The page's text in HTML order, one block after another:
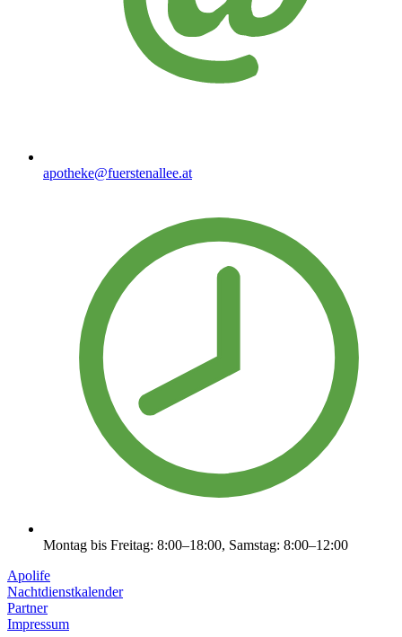
apotheke@fuerstenallee.at
Montag bis Freitag: 8:00–18:00, Samstag: 8:00–12:00
Apolife
Nachtdienstkalender
Partner
Impressum